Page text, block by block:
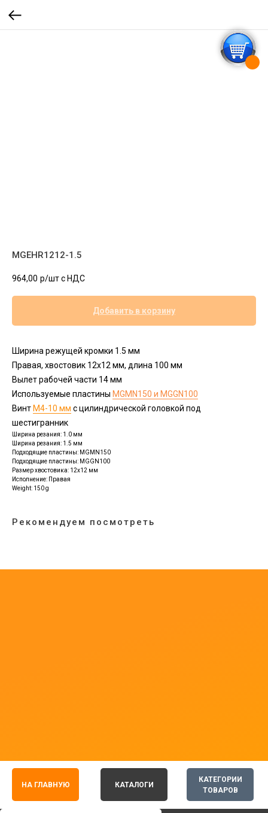
MGEHR1212-1.5
964,00 р/шт c НДС
Добавить в корзину
Ширина режущей кромки 1.5 мм
Правая, хвостовик 12х12 мм, длина 100 мм
Вылет рабочей части 14 мм
Используемые пластины MGMN150 и MGGN100
Винт М4-10 мм с цилиндрической головкой под
шестигранник
Ширина резания: 1.0 мм
Ширина резания: 1.5 мм
Подходящие пластины: MGMN150
Подходящие пластины: MGGN100
Размер хвостовика: 12х12 мм
Исполнение: Правая
Weight: 150 g
Рекомендуем посмотреть
КАТЕГОРИИ
ТОВАРОВ
НА ГЛАВНУЮ КАТАЛОГИ